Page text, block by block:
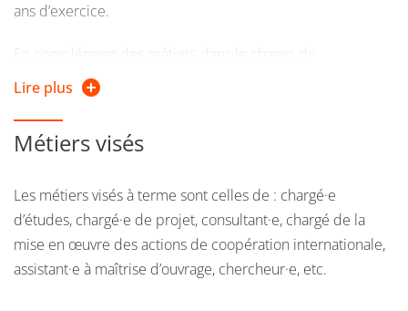
ans d’exercice.
En complément des métiers dans le champ de
l'urbanisme au sein des bureaux d'études, collectivités
territoriales, sociétés d'aménagement, de conseil et
d'expertise, organismes de logement social, etc.) les
diplômé·es peuvent s'orienter vers les métiers de la
structures et agences gouvernementales, des organisations
internationales, des ONGs, etc.
Enfin, une partie des diplômé·es s'orientent vers la
Lire plus
Métiers visés
Les métiers visés à terme sont celles de : chargé·e
d’études, chargé·e de projet, consultant·e, chargé de la
mise en œuvre des actions de coopération internationale,
assistant·e à maîtrise d’ouvrage, chercheur·e, etc.